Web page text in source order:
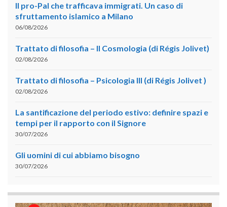
Il pro-Pal che trafficava immigrati. Un caso di
sfruttamento islamico a Milano
06/08/2026
Trattato di filosofia – II Cosmologia (di Régis Jolivet)
02/08/2026
Trattato di filosofia – Psicologia III (di Régis Jolivet )
02/08/2026
La santificazione del periodo estivo: definire spazi e
tempi per il rapporto con il Signore
30/07/2026
Gli uomini di cui abbiamo bisogno
30/07/2026